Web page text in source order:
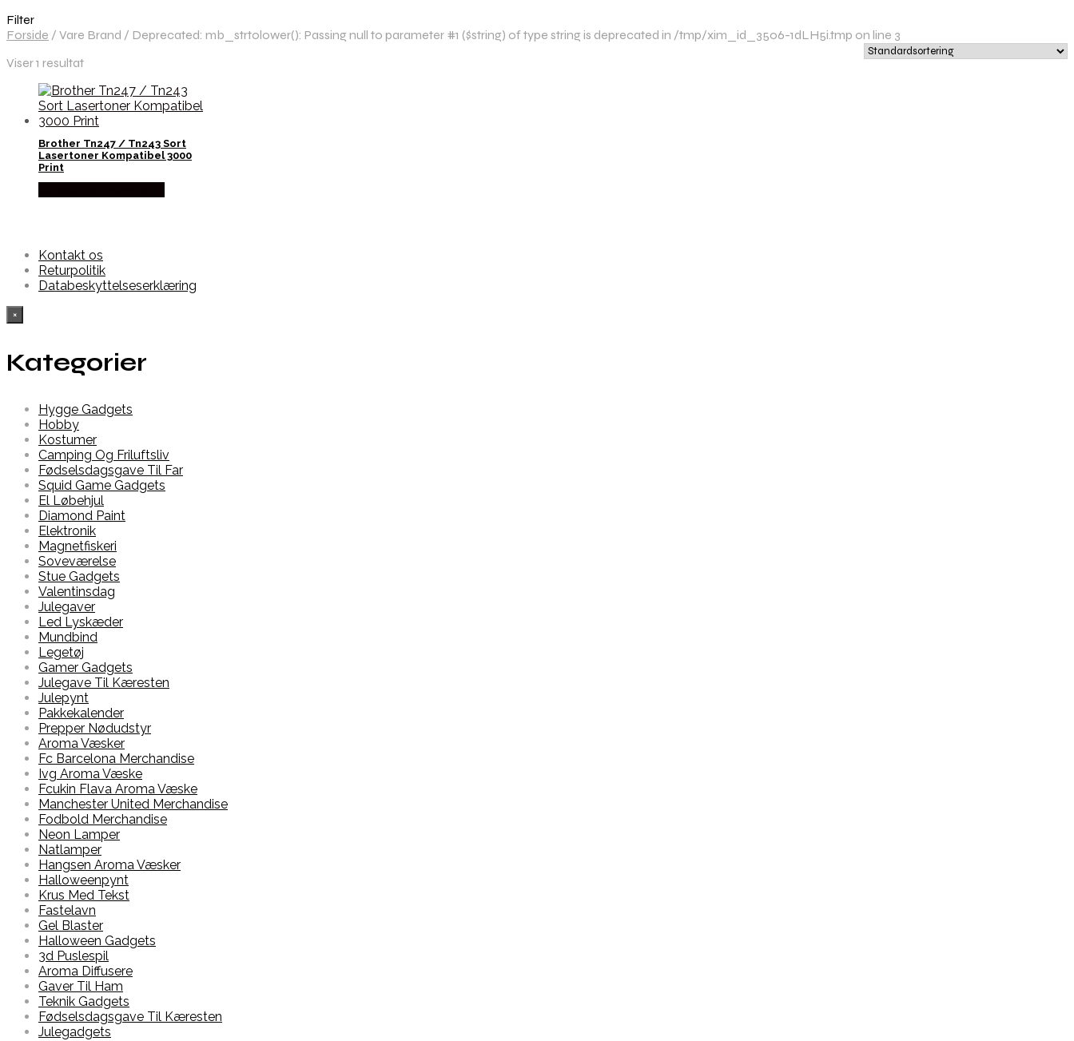
Filter
Forside / Vare Brand / Deprecated: mb_strtolower(): Passing null to parameter #1 ($string) of type string is deprecated in /tmp/xim_id_3506-1dLH5i.tmp on line 3
Viser 1 resultat
Brother Tn247 / Tn243 Sort
Lasertoner Kompatibel 3000
Print
Kontakt os
Returpolitik
Databeskyttelseserklæring
×
Kategorier
Hygge Gadgets
Hobby
Kostumer
Camping Og Friluftsliv
Fødselsdagsgave Til Far
Squid Game Gadgets
El Løbehjul
Diamond Paint
Elektronik
Magnetfiskeri
Soveværelse
Stue Gadgets
Valentinsdag
Julegaver
Led Lyskæder
Mundbind
Legetøj
Gamer Gadgets
Julegave Til Kæresten
Julepynt
Pakkekalender
Prepper Nødudstyr
Aroma Væsker
Fc Barcelona Merchandise
Ivg Aroma Væske
Fcukin Flava Aroma Væske
Manchester United Merchandise
Fodbold Merchandise
Neon Lamper
Natlamper
Hangsen Aroma Væsker
Halloweenpynt
Krus Med Tekst
Fastelavn
Gel Blaster
Halloween Gadgets
3d Puslespil
Aroma Diffusere
Gaver Til Ham
Teknik Gadgets
Fødselsdagsgave Til Kæresten
Julegadgets